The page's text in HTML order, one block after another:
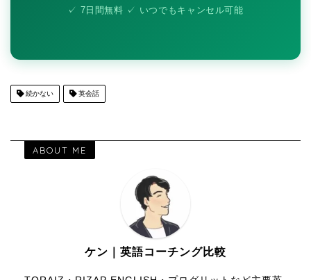
✓ 7日間無料 ✓ いつでもキャンセル可能
続かない 英会話
ABOUT ME
ケン｜英語コーチング比較